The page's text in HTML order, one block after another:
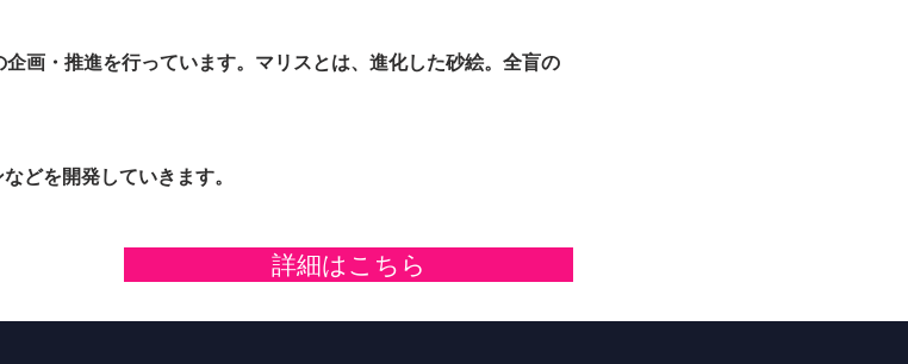
画・推進を行っています。マリスとは、進化した砂絵。全盲の
どを開発していきます。
詳細はこちら